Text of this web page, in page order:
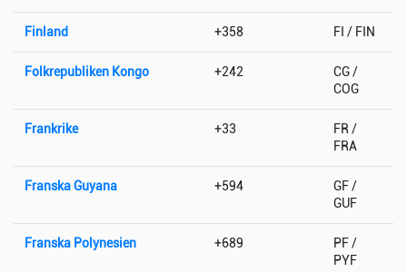
Finland +358 FI / FIN
Folkrepubliken Kongo +242
CG /
COG
Frankrike +33
FR /
FRA
Franska Guyana +594
GF /
GUF
Franska Polynesien +689
PF /
PYF